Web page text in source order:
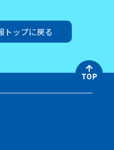
トップに戻る